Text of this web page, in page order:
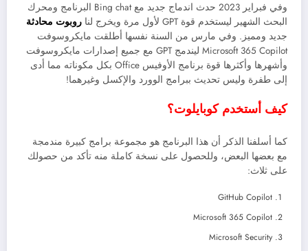
وفي فبراير 2023 حدث اندماج جديد مع Bing chat البرنامج ومحرك
البحث الشهير ليستخدم قوة GPT لأول مرة ويخرج لنا
روبوت محادثة
جديد ومميز. وفي مارس من السنة نفسها أطلقت مايكروسوفت
Microsoft 365 Copilot ليندمج GPT مع جميع إصدارات مايكروسوفت
وأشهرها وأكثرها قوة برنامج الأوفيس Office بكل مكوناته مما أدى
إلى طفرة وليس تحديث ببرامج الوورد والإكسل وغيرهما!
كيف أستخدم كوبايلوت؟
كما أسلفنا الذكر أن هذا البرنامج هو مجموعة برامج كبيرة مندمجة
مع بعضها البعض، وللحصول على نسخة كاملة منه تأكد من حصولك
على ثلاث:
GitHub Copilot
Microsoft 365 Copilot
Microsoft Security